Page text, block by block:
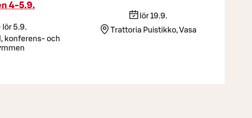
4-5.9.
lör 5.9.
konferens- och
lör 19.9.
Trattoria Puistikko, Vasa